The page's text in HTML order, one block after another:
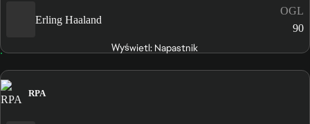
Erling Haaland
OGL
90
Wyświetl: Napastnik
RPA